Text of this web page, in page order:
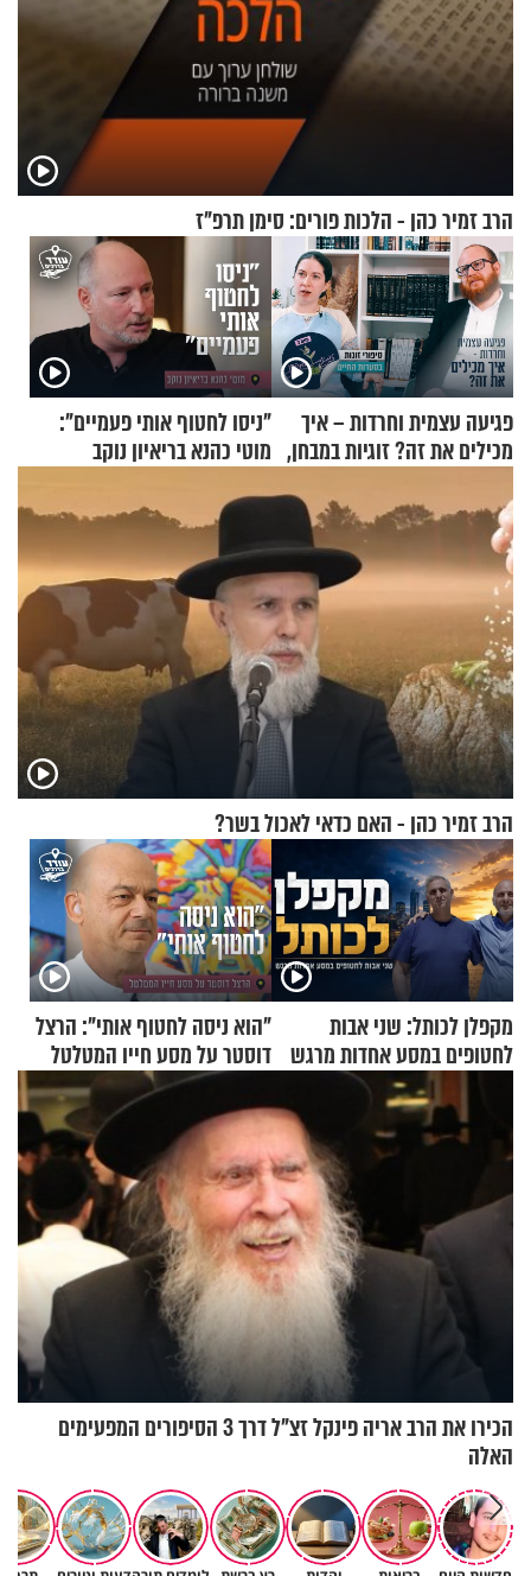
הרב זמיר כהן - הלכות פורים: סימן תרפ"ז
פגיעה עצמית וחרדות – איך
מכילים את זה? זוגיות במבחן,
"ניסו לחטוף אותי פעמיים":
מוטי כהנא בריאיון נוקב
הרב זמיר כהן - האם כדאי לאכול בשר?
מקפלן לכותל: שני אבות
לחטופים במסע אחדות מרגש
"הוא ניסה לחטוף אותי": הרצל
דוסטר על מסע חייו המטלטל
הכירו את הרב אריה פינקל זצ"ל דרך 3 הסיפורים המפעימים
האלה